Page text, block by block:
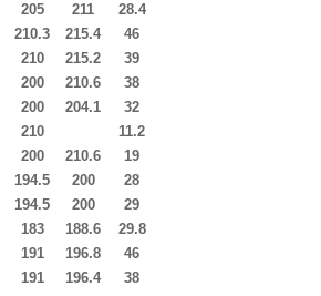
205 211
28.4
210.3 215.4
46
210 215.2
39
200 210.6
38
200 204.1 32
210
11.2
200 210.6
19
194.5 200
28
194.5 200
29
183 188.6
29.8
191 196.8
46
191 196.4
38